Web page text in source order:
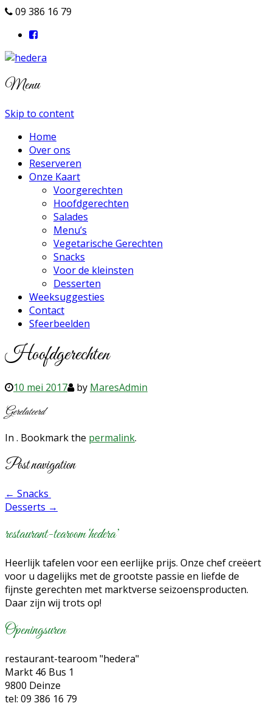
09 386 16 79
Menu
Skip to content
Home
Over ons
Reserveren
Onze Kaart
Voorgerechten
Hoofdgerechten
Salades
Menu’s
Vegetarische Gerechten
Snacks
Voor de kleinsten
Desserten
Weeksuggesties
Contact
Sfeerbeelden
Hoofdgerechten
10 mei 2017 by MaresAdmin
Gerelateerd
In . Bookmark the permalink.
Post navigation
← Snacks
Desserts →
restaurant-tearoom ‘hedera’
Heerlijk tafelen voor een eerlijke prijs. Onze chef creëert
voor u dagelijks met de grootste passie en liefde de
fijnste gerechten met marktverse seizoensproducten.
Daar zijn wij trots op!
Openingsuren
restaurant-tearoom "hedera"
Markt 46 Bus 1
9800 Deinze
tel: 09 386 16 79